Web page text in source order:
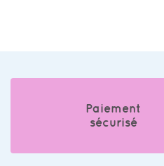
Paiement
sécurisé